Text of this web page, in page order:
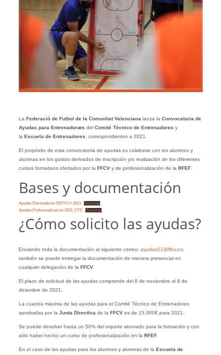
La Federació de Futbol de la Comunitat Valencianalanza la Convocatoria de
Ayudas para Entrenadoræs del Comité Técnico de Entrenadores y
la Escuela de Entrenadores, correspondientes a 2021.
El propósito de esta convocatoria de ayudas es colaborar con los alumnos y
alumnas en los gastos derivados de inscripción y/o realización de los diferentes
cursos formativos ofertados por la FFCVy de profesionalización de la RFEF.
Bases y documentación
Ayudas-Entrenadores-EEFFCV-2021
Descarga
Ayudas-Profesionalización-2021_CTE
Descarga
¿Cómo solicito las ayudas?
Enviando toda la documentación al siguiente correo: ayudas21@ffcv.es;
también se puede entregar la documentación de manera presencial en
cualquier delegación de la FFCV.
El plazo de solicitud de las ayudas comprende del 8 de noviembre al 8 de
diciembre de 2021.
La cuantía máxima de las ayudas para el Comité Técnico de Entrenadores
aprobadas por la Junta Directivade la FFCVes de 15.000€ para 2021.
Se puede devolver hasta un 50% del importe abonado para la formación y con
sólo haber hecho un curso de profesionalización en la RFEF.
En el caso de las ayudas para los alumnos y alumnas de la Escuela de